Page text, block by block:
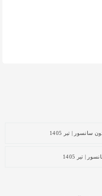
| تیر 1405
| تیر 1405